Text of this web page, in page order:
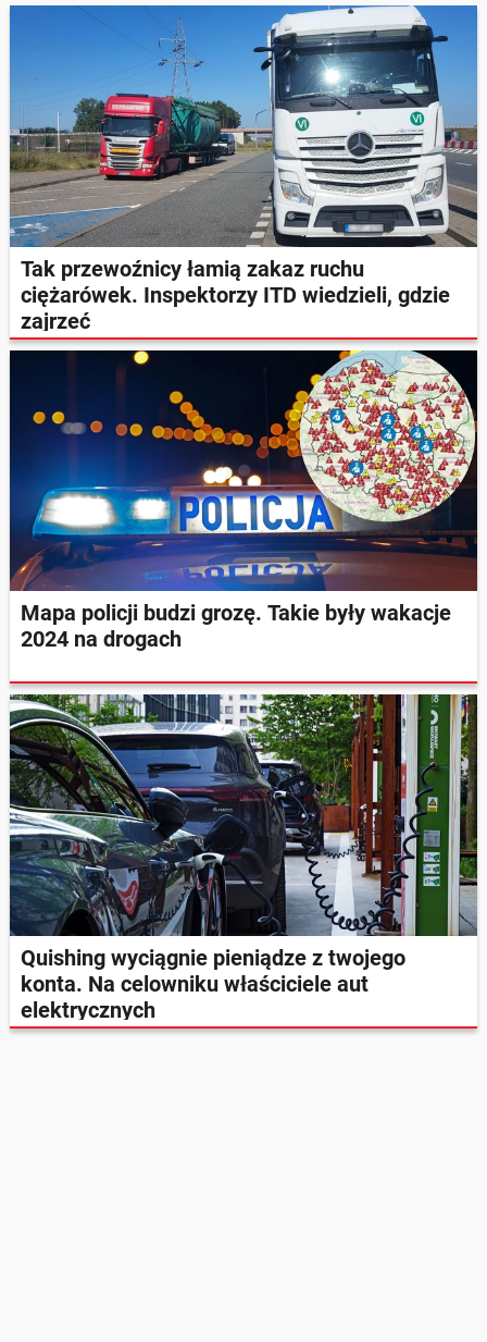
Tak przewoźnicy łamią zakaz ruchu
ciężarówek. Inspektorzy ITD wiedzieli, gdzie
zajrzeć
Mapa policji budzi grozę. Takie były wakacje
2024 na drogach
Quishing wyciągnie pieniądze z twojego
konta. Na celowniku właściciele aut
elektrycznych